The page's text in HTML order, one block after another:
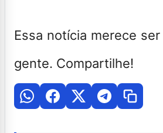
Essa notícia merece
gente. Compartilhe!